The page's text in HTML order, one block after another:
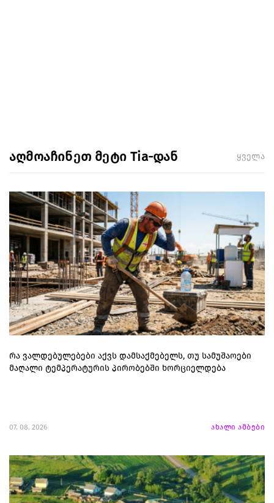
აღმოაჩინეთ მეტი Tia-დან ყველა
რა ვალდებულებები აქვს დამსაქმებელს, თუ სამუშაოები
მაღალი ტემპერატურის პირობებში ხორციელდება
07. 08. 2026 ახალი ამბები